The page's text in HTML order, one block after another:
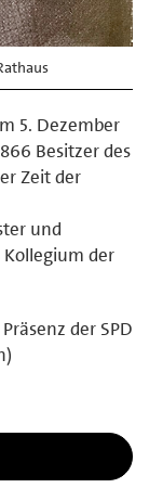
5. Dezember
Besitzer des
Zeit der
und
der
der SPD